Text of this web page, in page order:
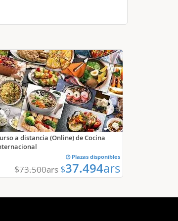
a distancia (Online) de Cocina
Plazas disponibles
$73.500ars $37.494ars